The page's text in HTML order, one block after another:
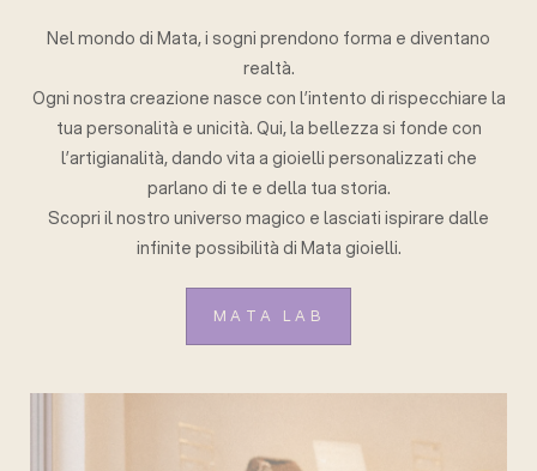
Nel mondo di Mata, i sogni prendono forma e diventano
realtà.
Ogni nostra creazione nasce con l’intento di rispecchiare la
tua personalità e unicità. Qui, la bellezza si fonde con
l’artigianalità, dando vita a gioielli personalizzati che
parlano di te e della tua storia.
Scopri il nostro universo magico e lasciati ispirare dalle
infinite possibilità di Mata gioielli.
MATA LAB